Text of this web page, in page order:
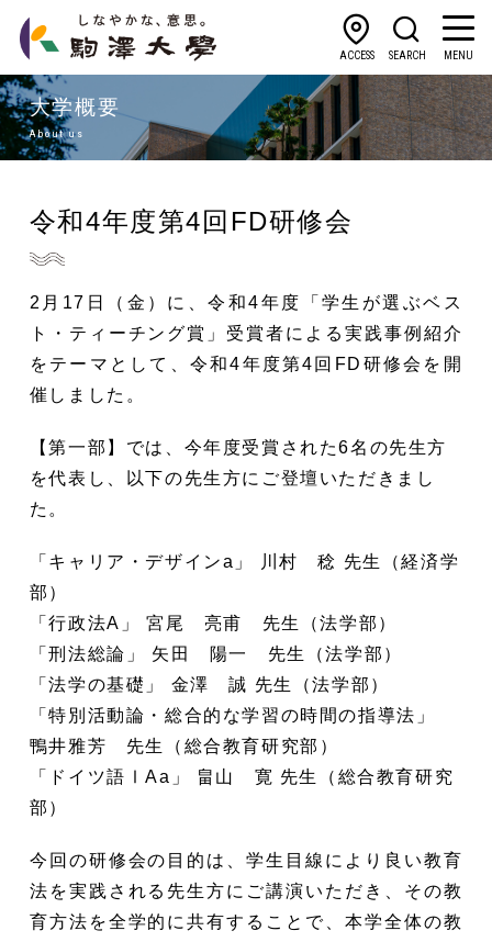
ACCESS SEARCH MENU
大学概要
About us
令和4年度第4回FD研修会
2月17日（金）に、令和4年度「学生が選ぶベス
ト・ティーチング賞」受賞者による実践事例紹介
をテーマとして、令和4年度第4回FD研修会を開
催しました。
【第一部】では、今年度受賞された6名の先生方
を代表し、以下の先生方にご登壇いただきまし
た。
「キャリア・デザインa」 川村 稔 先生（経済学
部）
「行政法A」 宮尾 亮甫 先生（法学部）
「刑法総論」 矢田 陽一 先生（法学部）
「法学の基礎」 金澤 誠 先生（法学部）
「特別活動論・総合的な学習の時間の指導法」
鴨井雅芳 先生（総合教育研究部）
「ドイツ語ⅠAa」 畠山 寛 先生（総合教育研究
部）
今回の研修会の目的は、学生目線により良い教育
法を実践される先生方にご講演いただき、その教
育方法を全学的に共有することで、本学全体の教